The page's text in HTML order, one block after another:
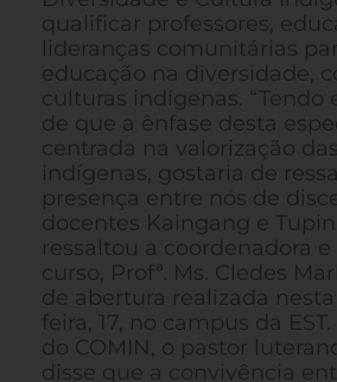
qualificar professores,
lideranças comunitárias
educação na diversidade,
culturas indígenas. “Tendo
de que a ênfase desta
centrada na valorização
indígenas, gostaria de
presença entre nós de
docentes Kaingang e
ressaltou a coordenadora
curso, Profª. Ms. Cledes
de abertura realizada nesta
feira, 17, no campus da
do COMIN, o pastor
disse que a convivência